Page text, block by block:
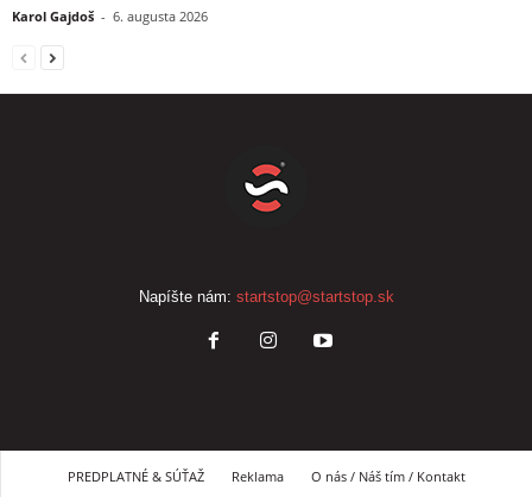
Karol Gajdoš - 6. augusta 2026
Napíšte nám: startstop@startstop.sk
PREDPLATNÉ & SÚŤAŽ Reklama
O nás / Náš tím / Kontakt